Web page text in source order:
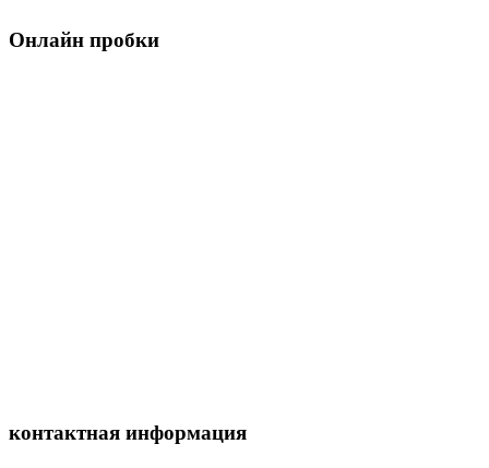
Онлайн пробки
контактная информация